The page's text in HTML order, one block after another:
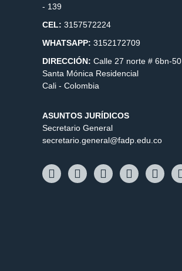
- 139
CEL: 3157572224
WHATSAPP: 3152172709
DIRECCIÓN: Calle 27 norte # 6bn-50
Santa Mónica Residencial
Cali - Colombia
ASUNTOS JURÍDICOS
Secretario General
secretario.general@fadp.edu.co